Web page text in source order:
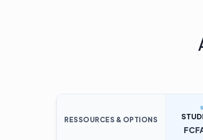
RESSOURCES & OPTIONS